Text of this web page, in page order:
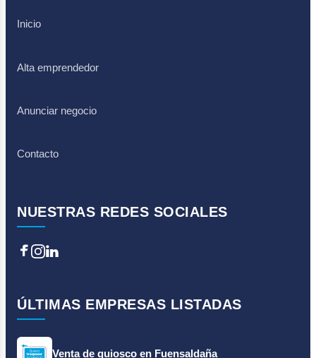
Inicio
Alta emprendedor
Anunciar negocio
Contacto
NUESTRAS REDES SOCIALES
Facebook
Instagram
LinkedIn
ÚLTIMAS EMPRESAS LISTADAS
Venta de quiosco en Fuensaldaña